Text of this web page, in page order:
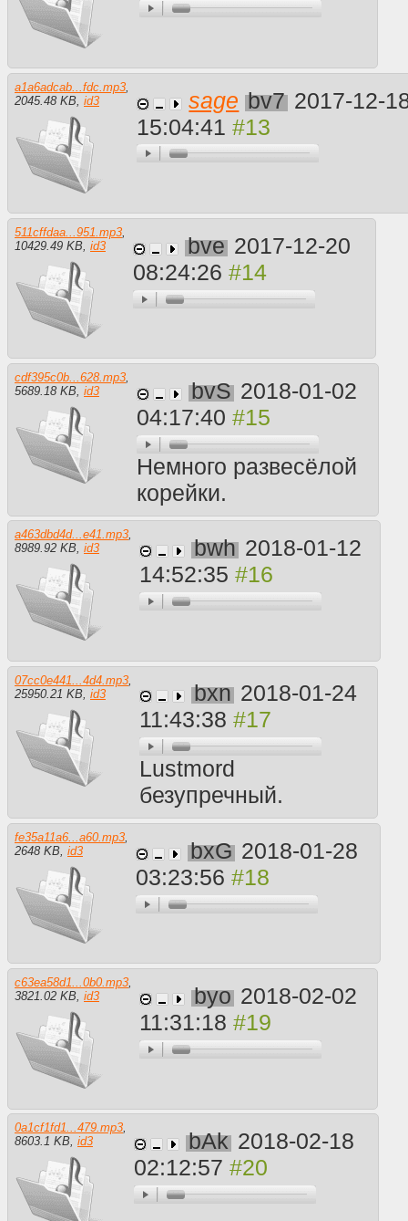
a1a6adcab...fdc.mp3
2045.48 KB id3 sage bv7 2017-12-
15:04:41
511cffdaa...951.mp3
10429.49 KB id3 bve 2017-12-20
08:24:26
cdf395c0b...628.mp3,
5689.18 KB, id3 bvS 2018-01-02
04:17:40
Немного развесёлой
корейки.
a463dbd4d...e41.mp3,
8989.92 KB, id3 bwh 2018-01-12
14:52:35
07cc0e441...4d4.mp3
25950.21 KB id3 bxn 2018-01-24
11:43:38
Lustmord
безупречный.
fe35a11a6...a60.mp3,
2648 KB, id3 bxG 2018-01-28
03:23:56
c63ea58d1...0b0.mp3,
3821.02 KB, id3 byo 2018-02-02
11:31:18
0a1cf1fd1...479.mp3,
8603.1 KB, id3 bAk 2018-02-18
02:12:57